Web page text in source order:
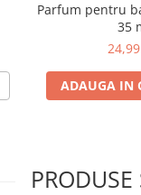
Parfum pentru
35
ADAUGA IN